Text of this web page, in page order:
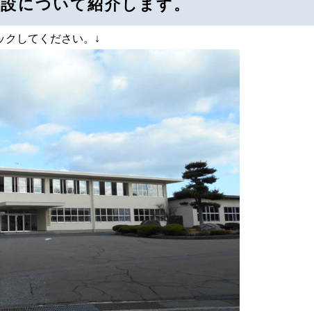
について紹介します。
クしてください。↓